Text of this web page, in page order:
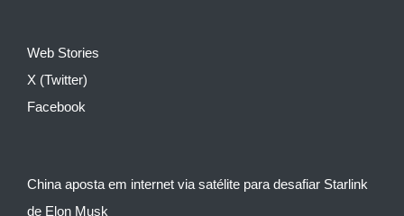
Web Stories
X (Twitter)
Facebook
China aposta em internet via satélite para desafiar Starlink
de Elon Musk